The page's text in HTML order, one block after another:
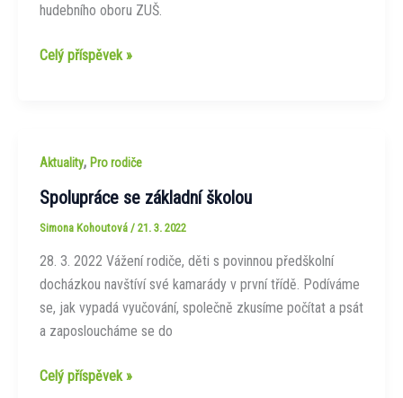
hudebního oboru ZUŠ.
Spolupráce
Celý příspěvek »
Aktuality, Pro rodiče
Spolupráce se základní školou
Simona Kohoutová / 21. 3. 2022
28. 3. 2022 Vážení rodiče, děti s povinnou předškolní
docházkou navštíví své kamarády v první třídě. Podíváme
se, jak vypadá vyučování, společně zkusíme počítat a psát
a zaposloucháme se do
Spolupráce
Celý příspěvek »